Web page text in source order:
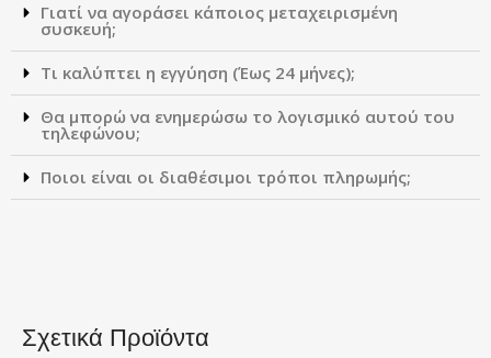
Γιατί να αγοράσει κάποιος μεταχειρισμένη
συσκευή;
Τι καλύπτει η εγγύηση (Έως 24 μήνες);
Θα μπορώ να ενημερώσω το λογισμικό αυτού του
τηλεφώνου;
Ποιοι είναι οι διαθέσιμοι τρόποι πληρωμής;
Σχετικά Προϊόντα